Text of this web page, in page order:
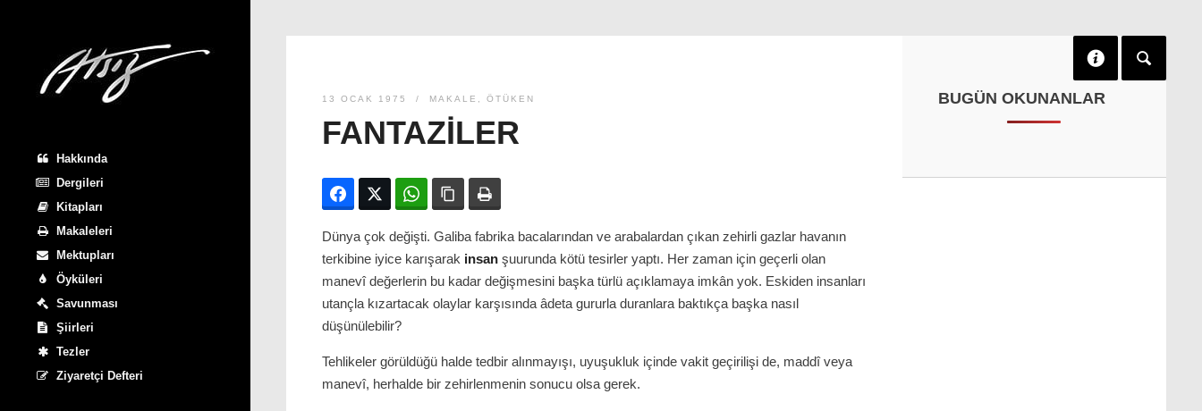
Hakkında
Dergileri
Kitapları
Makaleleri
Mektupları
Öyküleri
Savunması
Şiirleri
Tezler
Ziyaretçi Defteri
13 OCAK 1975 MAKALE ÖTÜKEN
FANTAZILER
FacebookTwitter WhatsAppBağlanıyı kopyala
Dünya çok değişti. Galiba fabrika bacalarından ve arabalardan çıkan zehirli gazlar havanın
terkibine iyice karışarak insan şuurunda kötü tesirler yaptı. Her zaman için geçerli olan
manevî değerlerin bu kadar değişmesini başka türlü açıklamaya imkân yok. Eskiden insanları
utançla kızartacak olaylar karşısında âdeta gururla duranlara baktıkça başka nasıl
düşünülebilir?
Tehlikeler görüldüğü halde tedbir alınmayışı, uyuşukluk içinde vakit geçirilişi de, maddî veya
manevî, herhalde bir zehirlenmenin sonucu olsa gerek.
BUGÜN OKUNANLAR